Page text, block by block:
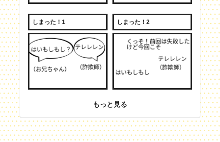
しまった！1 しまった！2
もっと見る